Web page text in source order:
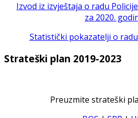
Izvod iz izvještaja o radu
za 2020.
Statistički pokazatelji o
Strateški plan 2019-2023
Preuzmite strateški